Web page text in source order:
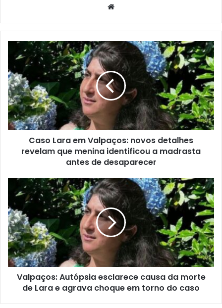
Website
Caso Lara em Valpaços: novos detalhes
revelam que menina identificou a madrasta
antes de desaparecer
Valpaços: Autópsia esclarece causa da morte
de Lara e agrava choque em torno do caso